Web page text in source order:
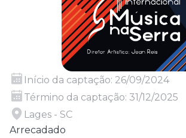
Início da captação: 26/09/2024
Término da captação: 31/12/2025
Lages - SC
Arrecadado